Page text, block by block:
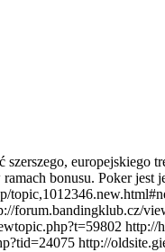
europejskiego
bonusu. Poker jest
forum.bandingklub.cz/
http://